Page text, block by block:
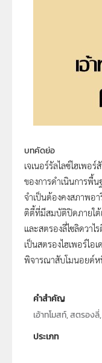
บทคัดย่อ
เจเนอร์รัลไลซ์ไฮเพอ
ของการดำเนินการพื้
จำเป็นต้องคงสภาพอ
ติตี้ที่มีสมบัติปิดภายใต้
และสตรองลี่ไซลิดวาไ
เป็นสตรองไฮเพอร์ไ
พิจารณาสับโมนอยด์ห
คำสำคัญ
เอ้าทโมสท์, สตรองลี่
ประเภท